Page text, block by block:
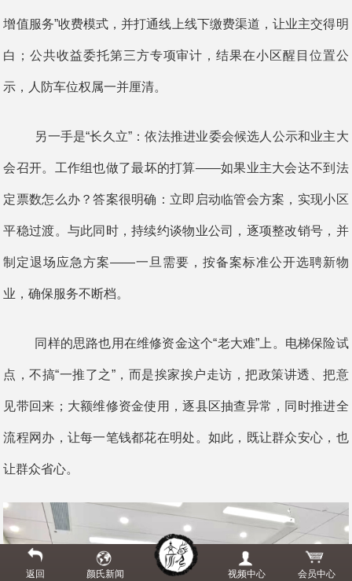
增值服务”收费模式，并打通线上线下缴费渠道，让业主交得明
白；公共收益委托第三方专项审计，结果在小区醒目位置公
示，人防车位权属一并厘清。
另一手是“长久立”：依法推进业委会候选人公示和业主大
会召开。工作组也做了最坏的打算——如果业主大会达不到法
定票数怎么办？答案很明确：立即启动临管会方案，实现小区
平稳过渡。与此同时，持续约谈物业公司，逐项整改销号，并
制定退场应急方案——一旦需要，按备案标准公开选聘新物
业，确保服务不断档。
同样的思路也用在维修资金这个“老大难”上。电梯保险试
点，不搞“一推了之”，而是挨家挨户走访，把政策讲透、把意
见带回来；大额维修资金使用，逐县区抽查异常，同时推进全
流程网办，让每一笔钱都花在明处。如此，既让群众安心，也
让群众省心。
返回 颜氏新闻 视频中心 会员中心